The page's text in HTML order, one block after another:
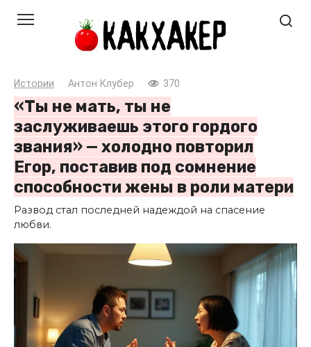
Истории Антон Клубер 370
«Ты не мать, ты не
заслуживаешь этого гордого
звания» — холодно повторил
Егор, поставив под сомнение
способности жены в роли матери
Развод стал последней надеждой на спасение
любви.